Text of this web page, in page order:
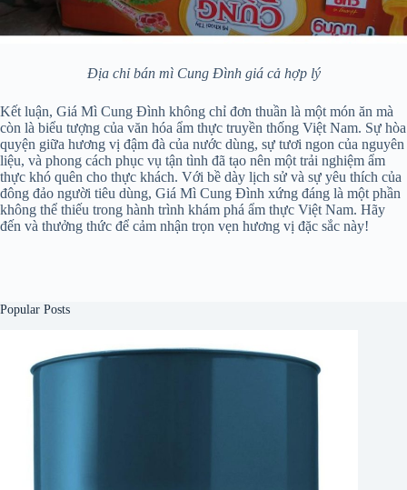
Địa chỉ bán mì Cung Đình giá cả hợp lý
Kết luận, Giá Mì Cung Đình không chỉ đơn thuần là một món ăn mà
còn là biểu tượng của văn hóa ẩm thực truyền thống Việt Nam. Sự hòa
quyện giữa hương vị đậm đà của nước dùng, sự tươi ngon của nguyên
liệu, và phong cách phục vụ tận tình đã tạo nên một trải nghiệm ẩm
thực khó quên cho thực khách. Với bề dày lịch sử và sự yêu thích của
đông đảo người tiêu dùng, Giá Mì Cung Đình xứng đáng là một phần
không thể thiếu trong hành trình khám phá ẩm thực Việt Nam. Hãy
đến và thưởng thức để cảm nhận trọn vẹn hương vị đặc sắc này!
Popular Posts